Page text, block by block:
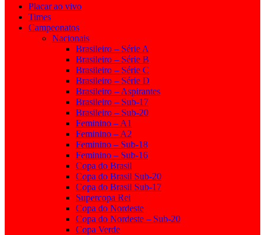
Placar ao vivo
Times
Campeonatos
Nacionais
Brasileiro – Série A
Brasileiro – Série B
Brasileiro – Série C
Brasileiro – Série D
Brasileiro – Aspirantes
Brasileiro – Sub-17
Brasileiro – Sub-20
Feminino – A1
Feminino – A2
Feminino – Sub-18
Feminino – Sub-16
Copa do Brasil
Copa do Brasil Sub-20
Copa do Brasil Sub-17
Supercopa Rei
Copa do Nordeste
Copa do Nordeste – Sub-20
Copa Verde